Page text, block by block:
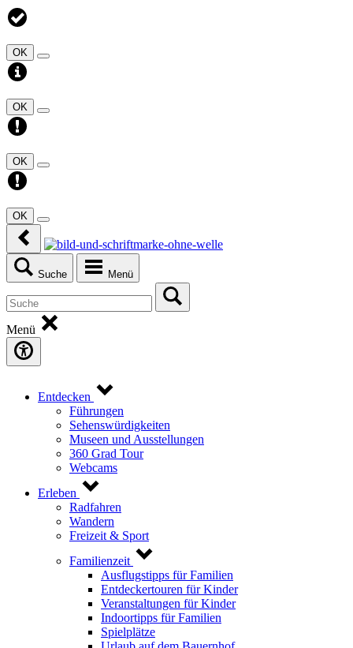
OK
OK
OK
OK
Suche Menü
Menü
Entdecken
Führungen
Sehenswürdigkeiten
Museen und Ausstellungen
360 Grad Tour
Webcams
Erleben
Radfahren
Wandern
Freizeit & Sport
Familienzeit
Ausflugstipps für Familien
Entdeckertouren für Kinder
Veranstaltungen für Kinder
Indoortipps für Familien
Spielplätze